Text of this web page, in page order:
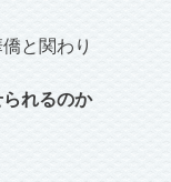
と関わり
れるのか